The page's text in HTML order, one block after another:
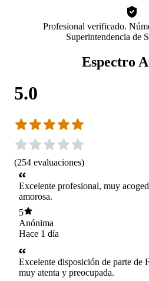
Profesional verificado.
Superintendencia de
Espectro
5.0
(254 evaluaciones)
Excelente profesional, muy
amorosa.
5
Anónima
Hace 1 día
Excelente disposición de parte de
muy atenta y preocupada.